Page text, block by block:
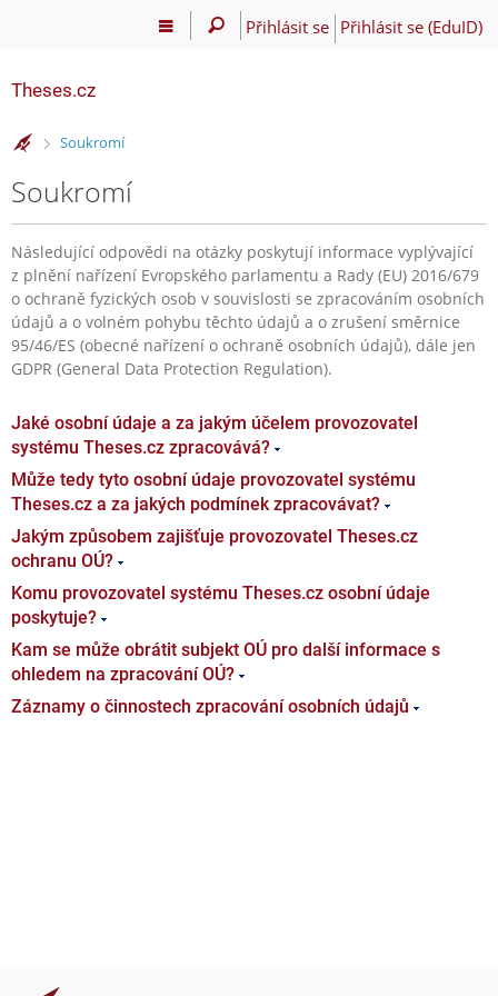
Přihlásit se Přihlásit se (EduID)
Theses.cz
>
Soukromí
Soukromí
Následující odpovědi na otázky poskytují informace vyplývající
z plnění nařízení Evropského parlamentu a Rady (EU) 2016/679
o ochraně fyzických osob v souvislosti se zpracováním osobních
údajů a o volném pohybu těchto údajů a o zrušení směrnice
95/46/ES (obecné nařízení o ochraně osobních údajů), dále jen
GDPR (General Data Protection Regulation).
Jaké osobní údaje a za jakým účelem provozovatel
systému Theses.cz zpracovává?
Může tedy tyto osobní údaje provozovatel systému
Theses.cz a za jakých podmínek zpracovávat?
Jakým způsobem zajišťuje provozovatel Theses.cz
ochranu OÚ?
Komu provozovatel systému Theses.cz osobní údaje
poskytuje?
Kam se může obrátit subjekt OÚ pro další informace s
ohledem na zpracování OÚ?
Záznamy o činnostech zpracování osobních údajů